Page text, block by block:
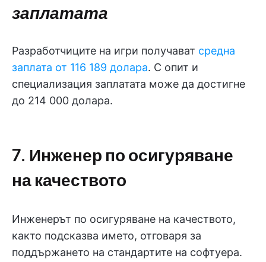
заплатата
Разработчиците на игри получават средна
заплата от 116 189 долара. С опит и
специализация заплатата може да достигне
до 214 000 долара.
7. Инженер по осигуряване
на качеството
Инженерът по осигуряване на качеството,
както подсказва името, отговаря за
поддържането на стандартите на софтуера.